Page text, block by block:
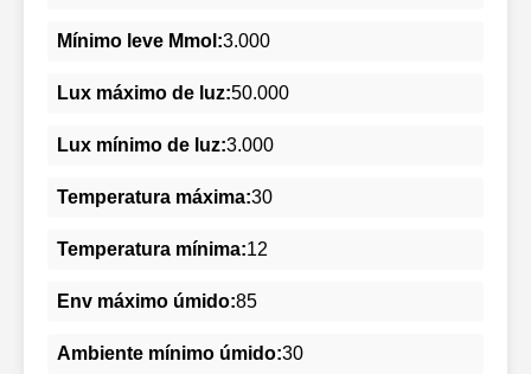
Mínimo leve Mmol:3.000
Lux máximo de luz:50.000
Lux mínimo de luz:3.000
Temperatura máxima:30
Temperatura mínima:12
Env máximo úmido:85
Ambiente mínimo úmido:30